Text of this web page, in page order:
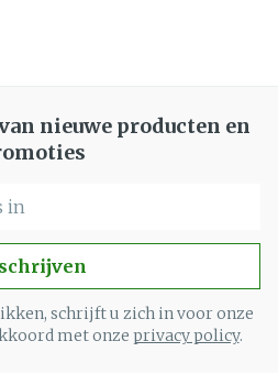
nieuwe producten en
schrijft u zich in voor onze
met onze privacy policy.